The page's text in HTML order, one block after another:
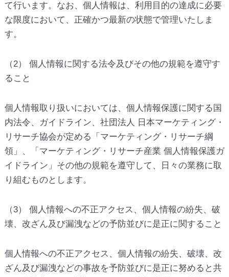
て行います。なお、個人情報は、利用目的の達成に必要
な限度において、正確かつ最新の状態で管理いたしま
す。
（2） 個人情報に関する法令及びその他の規範を遵守す
ること
個人情報取り扱いにおいては、個人情報保護に関する国
内法令、ガイドライン、社団法人 日本マーケティング・
リサーチ協会が定める「マーケティング・リサーチ綱
領」、「マーケティング・リサーチ産業 個人情報保護ガ
イドライン」その他の規範を遵守して、日々の業務に取
り組むものとします。
（3） 個人情報への不正アクセス、個人情報の紛失、破
壊、改ざん及び漏洩などの予防並びに是正に関すること
個人情報への不正アクセス、個人情報の紛失、破壊、改
ざん及び漏洩などの事故を予防並びに是正に努めると共